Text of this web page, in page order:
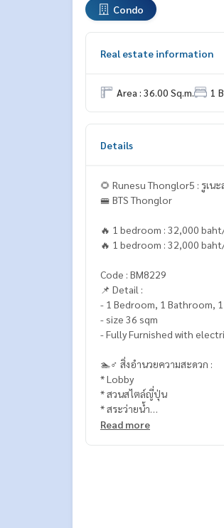
Condo
Real estate information
Area : 36.00 Sq.m. 1
Details
🌻 Runesu Thonglor5 : รูเน
🚝 BTS Thonglor
🔥 1 bedroom : 32,000
🔥 1 bedroom : 32,000
Code : BM8229
📌 Detail :
- 1 Bedroom, 1 Bathroom,
- size 36 sqm
- Fully Furnished with
🏊♂️ สิ่งอำนวยความสะดวก :
* Lobby
* สวนสไตล์ญี่ปุ่น
* สระว่ายน้ำ
* ออนเซน
Read more